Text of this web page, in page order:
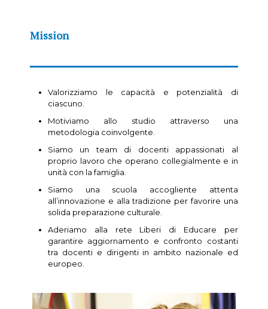
Mission
Valorizziamo le capacità e potenzialità di
ciascuno.
Motiviamo allo studio attraverso una
metodologia coinvolgente.
Siamo un team di docenti appassionati al
proprio lavoro che operano collegialmente e in
unità con la famiglia.
Siamo una scuola accogliente attenta
all’innovazione e alla tradizione per favorire una
solida preparazione culturale.
Aderiamo alla rete Liberi di Educare per
garantire aggiornamento e confronto costanti
tra docenti e dirigenti in ambito nazionale ed
europeo.